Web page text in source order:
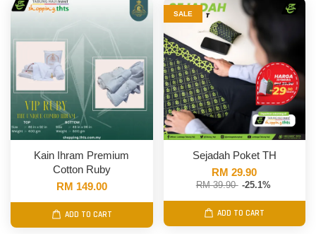
Kain Ihram Premium
Cotton Ruby
RM 149.00
ADD TO CART
SALE
Sejadah Poket TH
RM 29.90
RM 39.90 -25.1%
ADD TO CART